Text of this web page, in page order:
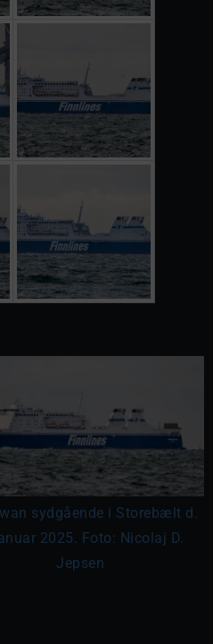
sydgående i Storebælt d.
2025. Foto: Nicolaj D.
Jepsen